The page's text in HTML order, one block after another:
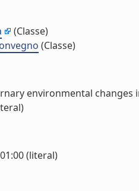
(Classe)
(Classe)
environmental
(literal)